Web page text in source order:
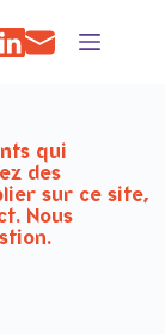
qui
des
sur ce site,
Nous